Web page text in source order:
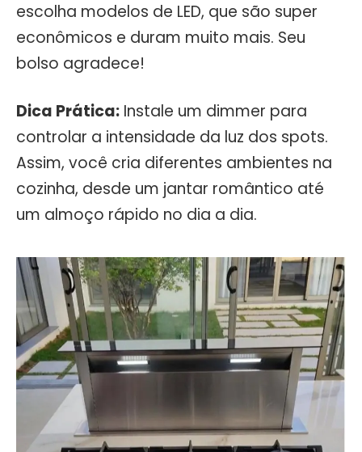
escolha modelos de LED, que são super
econômicos e duram muito mais. Seu
bolso agradece!
Dica Prática: Instale um dimmer para
controlar a intensidade da luz dos spots.
Assim, você cria diferentes ambientes na
cozinha, desde um jantar romântico até
um almoço rápido no dia a dia.